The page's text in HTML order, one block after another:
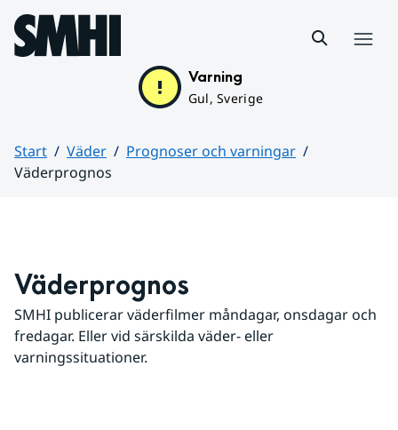
Hoppa till sidans innehåll
Varning
Gul, Sverige
Start Väder
Prognoser och varningar
Väderprognos
Väderprognos
SMHI publicerar väderfilmer måndagar, onsdagar och
fredagar. Eller vid särskilda väder- eller
varningssituationer.